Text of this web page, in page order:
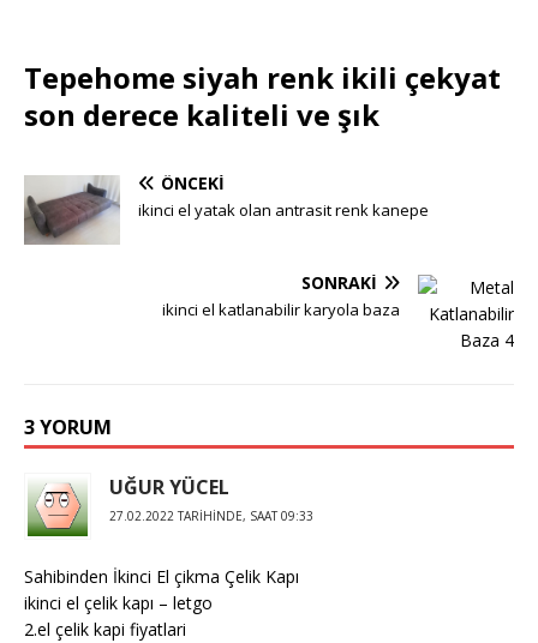
Tepehome siyah renk ikili çekyat
son derece kaliteli ve şık
ÖNCEKI
ikinci el yatak olan antrasit renk kanepe
SONRAKI
ikinci el katlanabilir karyola baza
3 YORUM
UĞUR YÜCEL
27.02.2022 TARIHINDE, SAAT 09:33
Sahibinden İkinci El çikma Çelik Kapı
ikinci el çelik kapı – letgo
2.el çelik kapi fiyatlari